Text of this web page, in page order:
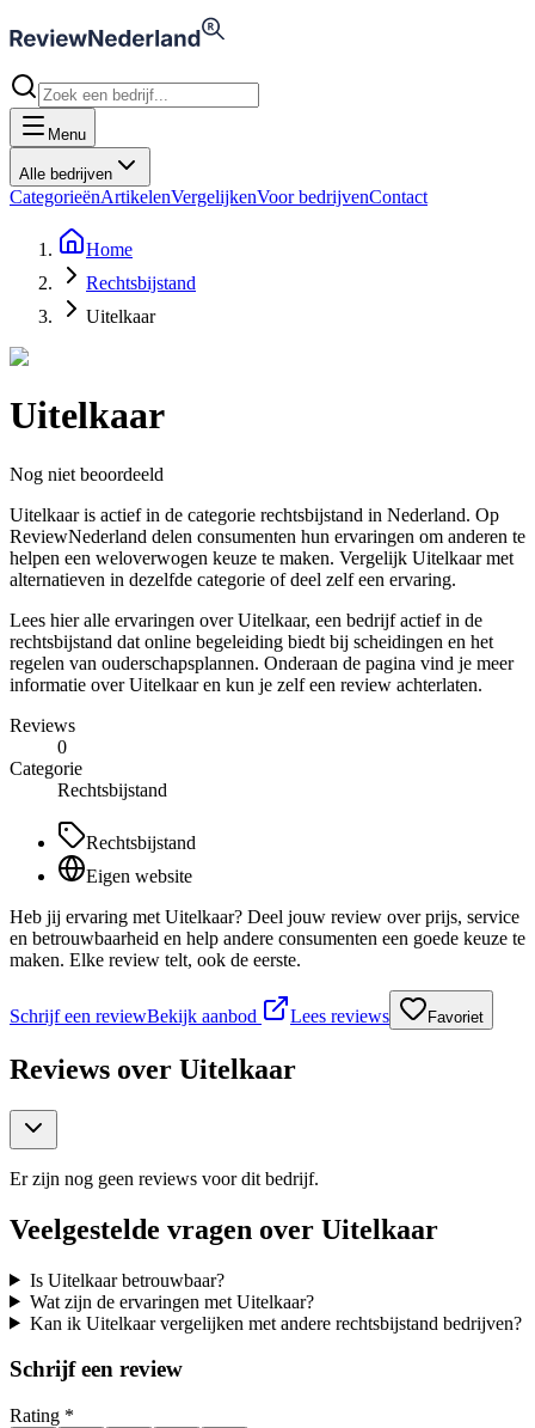
Menu
Alle bedrijven
CategorieënArtikelenVergelijkenVoor bedrijvenContact
Home
Rechtsbijstand
Uitelkaar
Uitelkaar
Nog niet beoordeeld
Uitelkaar is actief in de categorie rechtsbijstand in Nederland. Op
ReviewNederland delen consumenten hun ervaringen om anderen te
helpen een weloverwogen keuze te maken. Vergelijk Uitelkaar met
alternatieven in dezelfde categorie of deel zelf een ervaring.
Lees hier alle ervaringen over Uitelkaar, een bedrijf actief in de
rechtsbijstand dat online begeleiding biedt bij scheidingen en het
regelen van ouderschapsplannen. Onderaan de pagina vind je meer
informatie over Uitelkaar en kun je zelf een review achterlaten.
Reviews
0
Categorie
Rechtsbijstand
Rechtsbijstand
Eigen website
Heb jij ervaring met Uitelkaar? Deel jouw review over prijs, service
en betrouwbaarheid en help andere consumenten een goede keuze te
maken. Elke review telt, ook de eerste.
Schrijf een reviewBekijk aanbod Lees reviews Favoriet
Reviews over Uitelkaar
Er zijn nog geen reviews voor dit bedrijf.
Veelgestelde vragen over Uitelkaar
Is Uitelkaar betrouwbaar?
Wat zijn de ervaringen met Uitelkaar?
Kan ik Uitelkaar vergelijken met andere rechtsbijstand bedrijven?
Schrijf een review
Rating *